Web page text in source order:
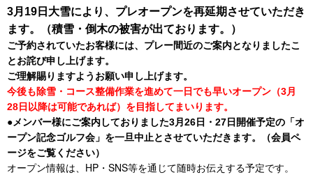
3月19日大雪により、プレオープンを再延期させていただき
ます。（積雪・倒木の被害が出ております。）
ご予約されていたお客様には、プレー間近のご案内となりましたこ
とお詫び申し上げます。
ご理解賜りますようお願い申し上げます。
今後も除雪・コース整備作業を進めて一日でも早いオープン（3月
28日以降は可能であれば）を目指してまいります。
●メンバー様にご案内しておりました3月26日・27日開催予定の「オ
ープン記念ゴルフ会」を一旦中止とさせていただきます。（会員ペ
ージをご覧ください）
オープン情報は、HP・SNS等を通じて随時お伝えする予定です。